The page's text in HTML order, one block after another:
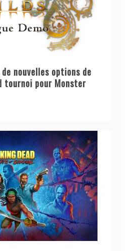
nouvelles options de
tournoi pour Monster